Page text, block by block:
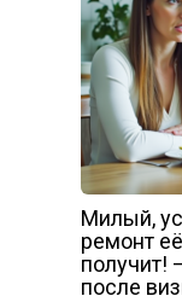
Милый,
ремонт
получит!
после